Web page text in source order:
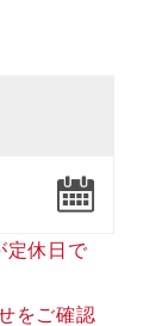
定休日で
をご確認